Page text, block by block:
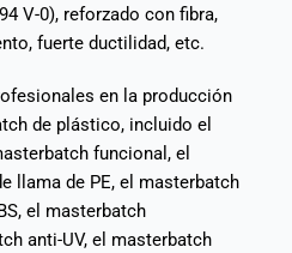
V-0), reforzado con fibra,
fuerte ductilidad, etc.
en la producción
de plástico, incluido el
funcional, el
llama de PE, el masterbatch
el masterbatch
anti-UV, el masterbatch